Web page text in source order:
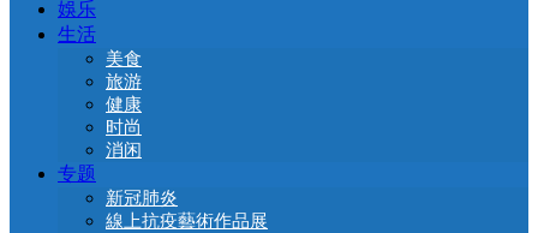
娛乐
生活
美食
旅游
健康
时尚
消闲
专题
新冠肺炎
線上抗疫藝術作品展